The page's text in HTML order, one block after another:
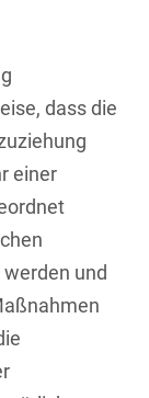
dass die
einer
und